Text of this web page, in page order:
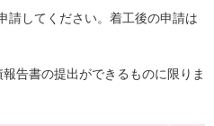
してください。着工後の申請は
告書の提出ができるものに限りま